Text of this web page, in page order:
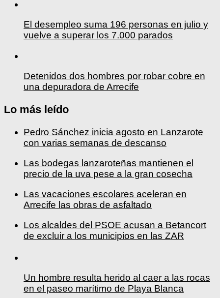
El desempleo suma 196 personas en julio y
vuelve a superar los 7.000 parados
Detenidos dos hombres por robar cobre en
una depuradora de Arrecife
Lo más leído
Pedro Sánchez inicia agosto en Lanzarote
con varias semanas de descanso
Las bodegas lanzaroteñas mantienen el
precio de la uva pese a la gran cosecha
Las vacaciones escolares aceleran en
Arrecife las obras de asfaltado
Los alcaldes del PSOE acusan a Betancort
de excluir a los municipios en las ZAR
Un hombre resulta herido al caer a las rocas
en el paseo marítimo de Playa Blanca